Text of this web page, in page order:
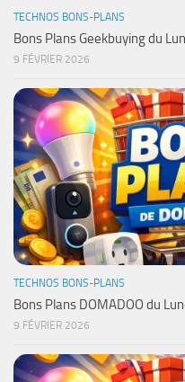
TECHNOS BONS-PLANS
Bons Plans Geekbuying du
9 FÉVRIER 2026
TECHNOS BONS-PLANS
Bons Plans DOMADOO du
9 FÉVRIER 2026